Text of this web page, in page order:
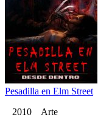
Pesadilla en Elm Street
2010 Arte